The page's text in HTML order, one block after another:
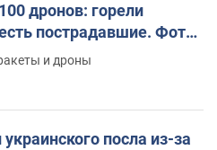
дронов: горели
пострадавшие. Фото
и дроны
посла из-за